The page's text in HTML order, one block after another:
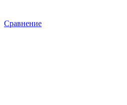
Сравнение